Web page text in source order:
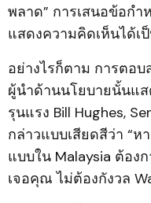
พลาด” การเสนอข้อก
แสดงความคิดเห็นได้เ
อย่างไรก็ตาม การตอ
ผู้นำด้านนโยบายนั้นแ
รุนแรง Bill Hughes,
กล่าวแบบเสียดสีว่า “
แบบใน Malaysia ต้อง
เจอคุณ ไม่ต้องกังวล